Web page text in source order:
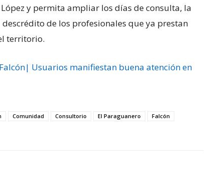
y permita ampliar los días de consulta, la
de los profesionales que ya prestan
territorio.
Usuarios manifiestan buena atención en
Comunidad Consultorio El Paraguanero
Falcón